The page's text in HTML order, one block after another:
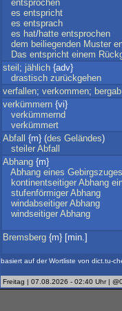
entsprochen
es entspricht
es entsprach
es hat/hatte entsprochen
dem beiliegenden Muster
Das entspricht einem
steil ; jählich {adv}
drastisch zurückgehen
verfallen; verkommen; bergab
verkümmern {vi}
verkümmernd
verkümmert
Abfall {m} (des Geländes)
steiler Abfall
Abhang {m}
Abhang eines Gebirgszuges
kontinentseitiger Abhang
stufenförmiger Abhang
windabseitiger Abhang
windseitiger Abhang
Bremsberg {m} [min.]
basiert auf der Wortliste von dict.tu-
Freitag | 07.08.2026 - 02:40 Uhr |